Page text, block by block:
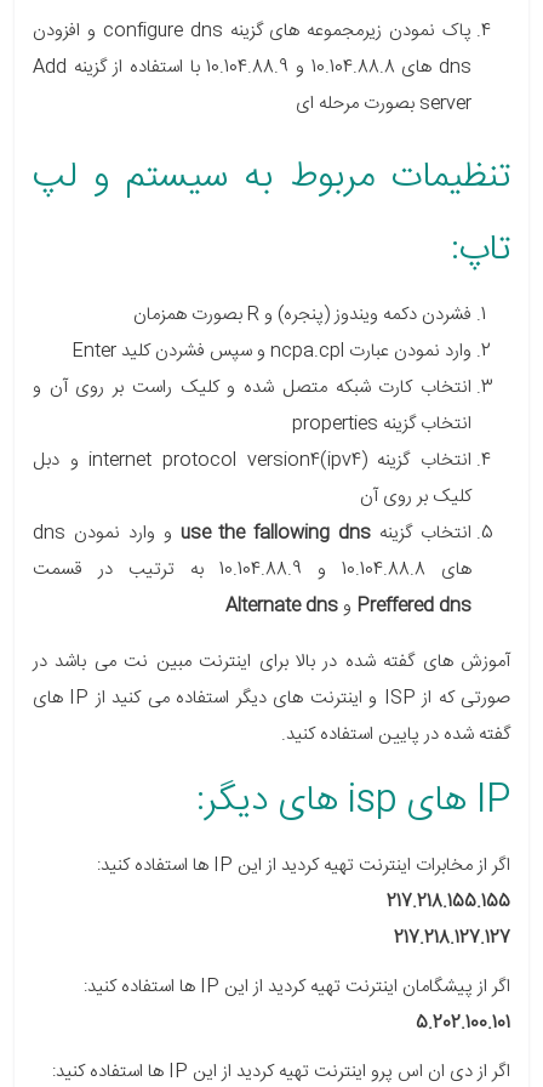
پاک نمودن زیرمجموعه های گزینه configure dns و افزودن
dns های 10.104.88.8 و 10.104.88.9 با استفاده از گزینه Add
server بصورت مرحله ای
تنظیمات مربوط به سیستم و لپ
تاپ:
فشردن دکمه ویندوز (پنجره) و R بصورت همزمان
وارد نمودن عبارت ncpa.cpl و سپس فشردن کلید Enter
انتخاب کارت شبکه متصل شده و کلیک راست بر روی آن و
انتخاب گزینه properties
انتخاب گزینه internet protocol version4(ipv4) و دبل
کلیک بر روی آن
انتخاب گزینه use the fallowing dns
و وارد نمودن dns
های 10.104.88.8 و 10.104.88.9 به ترتیب در قسمت
Preffered dns وAlternate dns
آموزش های گفته شده در بالا برای اینترنتمبین نت می باشد در
صورتی که از ISP و اینترنت های دیگر استفاده می کنید از IP های
گفته شده در پایین استفاده کنید.
IP های isp های دیگر:
اگر ازمخابرات اینترنت تهیه کردید از این IP ها استفاده کنید:
217.218.155.155
217.218.127.127
اگر ازپیشگامان اینترنت تهیه کردید از این IP ها استفاده کنید:
5.202.100.101
اگر ازدی ان اس پرو اینترنت تهیه کردید از این IP ها استفاده کنید: